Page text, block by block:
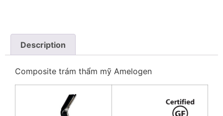
Description
Composite trám thẩm mỹ Amelogen